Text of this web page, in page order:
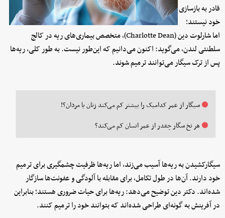
قادر به بازسازی
خود نیستند؛
اما شارلوت دین (Charlotte Dean)، متخصص بیماری‌های ریه در کالج
سلطنتی لندن، می‌گوید: اکنون می‌دانیم که این‌طور نیست. به طور کلی، ریه‌ها
پس از ترک سیگار می‌توانند ترمیم شوند.
سیگار از عمر کدامیک را بیشتر کم می‌کند زنان یا مردان؟!
هر نخ سگار چقدر از عمر انسان کم می‌کند؟
سیگارکشیدن به ریه‌ها آسیب می‌زند، اما ریه‌ها ظرفیت چشمگیری برای ترمیم
خود دارند. آن‌ها در طول تکامل، برای مقابله با آلودگی وعفونت‌ها سازگار
شده‌اند. دکتر دین توضیح می‌دهد: ریه‌ها برای حیات ضروری هستند؛ بنابراین
در آفرینش به گونه‌ای طراحی شده‌اند که بتوانند خود را ترمیم کنند.